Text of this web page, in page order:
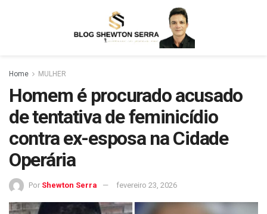
Home MULHER
Homem é procurado acusado
de tentativa de feminicídio
contra ex-esposa na Cidade
Operária
Por Shewton Serra fevereiro 23, 2026